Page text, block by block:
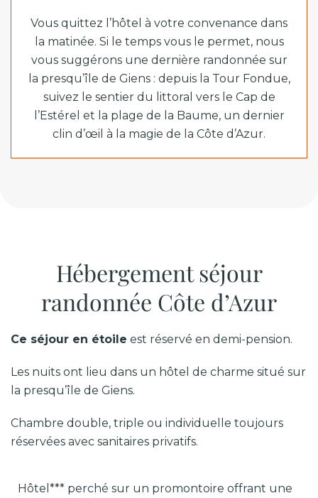
Vous quittez l’hôtel à votre convenance dans
la matinée. Si le temps vous le permet, nous
vous suggérons une dernière randonnée sur
la presqu’île de Giens : depuis la Tour Fondue,
suivez le sentier du littoral vers le Cap de
l’Estérel et la plage de la Baume, un dernier
clin d’œil à la magie de la Côte d’Azur.
Hébergement séjour
randonnée Côte d’Azur
Ce séjour en étoile est réservé en demi-pension.
Les nuits ont lieu dans un hôtel de charme situé sur
la presqu’île de Giens.
Chambre double, triple ou individuelle toujours
réservées avec sanitaires privatifs.
Hôtel*** perché sur un promontoire offrant une